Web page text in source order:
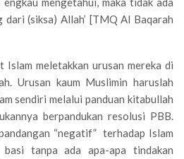
(siksa) Allah’ [TMQ Al Baqarah
Islam meletakkan urusan mereka di
Urusan kaum Muslimin haruslah
sendiri melalui panduan kitabullah
berpandukan resolusi PBB.
“negatif” terhadap Islam
tanpa ada apa-apa tindakan